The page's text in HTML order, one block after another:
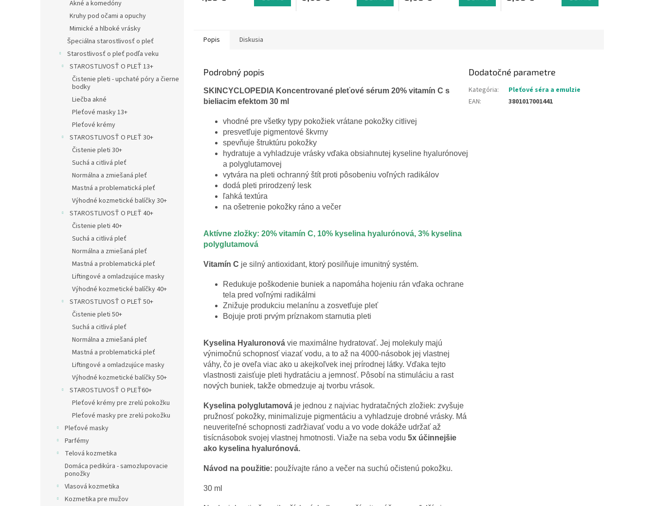
Akné a komedóny
Kruhy pod očami a opuchy
Mimické a hlboké vrásky
Špeciálna starostlivosť o pleť
Starostlivosť o pleť podľa veku
STAROSTLIVOSŤ O PLEŤ 13+
Čistenie pleti - upchaté póry a čierne
bodky
Liečba akné
Pleťové masky 13+
Pleťové krémy
STAROSTLIVOSŤ O PLEŤ 30+
Čistenie pleti 30+
Suchá a citlivá pleť
Normálna a zmiešaná pleť
Mastná a problematická pleť
Výhodné kozmetické balíčky 30+
STAROSTLIVOSŤ O PLEŤ 40+
Čistenie pleti 40+
Suchá a citlivá pleť
Normálna a zmiešaná pleť
Mastná a problematická pleť
Liftingové a omladzujúce masky
Výhodné kozmetické balíčky 40+
STAROSTLIVOSŤ O PLEŤ 50+
Čistenie pleti 50+
Suchá a citlivá pleť
Normálna a zmiešaná pleť
Mastná a problematická pleť
Liftingové a omladzujúce masky
Výhodné kozmetické balíčky 50+
STAROSTLIVOSŤ O PLEŤ60+
Pleťové krémy pre zrelú pokožku
Pleťové masky pre zrelú pokožku
Pleťové masky
Parfémy
Telová kozmetika
Domáca pedikúra - samozlupovacie
ponožky
Vlasová kozmetika
Kozmetika pre mužov
Popis Diskusia
Podrobný popis
SKINCYCLOPEDIA Koncentrované pleťové sérum 20% vitamín C s
bieliacim efektom 30 ml
vhodné pre všetky typy pokožiek vrátane pokožky citlivej
presvetľuje pigmentové škvrny
spevňuje štruktúru pokožky
hydratuje a vyhladzuje vrásky vďaka obsiahnutej kyseline hyalurónovej
a polyglutamovej
vytvára na pleti ochranný štít proti pôsobeniu voľných radikálov
dodá pleti prirodzený lesk
ľahká textúra
na ošetrenie pokožky ráno a večer
Aktívne zložky: 20% vitamín C, 10% kyselina hyalurónová, 3% kyselina
polyglutamová
Vitamín C je silný antioxidant, ktorý posilňuje imunitný systém.
Redukuje poškodenie buniek a napomáha hojeniu rán vďaka ochrane
tela pred voľnými radikálmi
Znižuje produkciu melanínu a zosvetľuje pleť
Bojuje proti prvým príznakom starnutia pleti
Kyselina Hyaluronová vie maximálne hydratovať. Jej molekuly majú
výnimočnú schopnosť viazať vodu, a to až na 4000-násobok jej vlastnej
váhy, čo je oveľa viac ako u akejkoľvek inej prírodnej látky. Vďaka tejto
vlastnosti zaisťuje pleti hydratáciu a jemnosť. Pôsobí na stimuláciu a rast
nových buniek, takže obmedzuje aj tvorbu vrások.
Kyselina polyglutamová je jednou z najviac hydratačných zložiek: zvyšuje
pružnosť pokožky, minimalizuje pigmentáciu a vyhladzuje drobné vrásky. Má
neuveriteľné schopnosti zadržiavať vodu a vo vode dokáže udržať až
tisícnásobok svojej vlastnej hmotnosti. Viaže na seba vodu 5x účinnejšie
ako kyselina hyalurónová.
Návod na použitie: používajte ráno a večer na suchú očistenú pokožku.
30 ml
Dodatočné parametre
Kategória:
Pleťové séra a emulzie
EAN: 3801017001441